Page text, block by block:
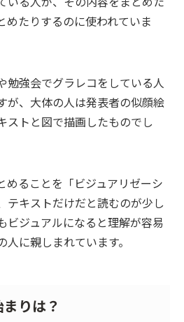
めたりするのに使われていま
勉強会でグラレコをしている人
が、大体の人は発表者の似顔絵
ストと図で描画したものでし
めることを「ビジュアリゼーシ
テキストだけだと読むのが少し
ビジュアルになると理解が容易
人に親しまれています。
りは？